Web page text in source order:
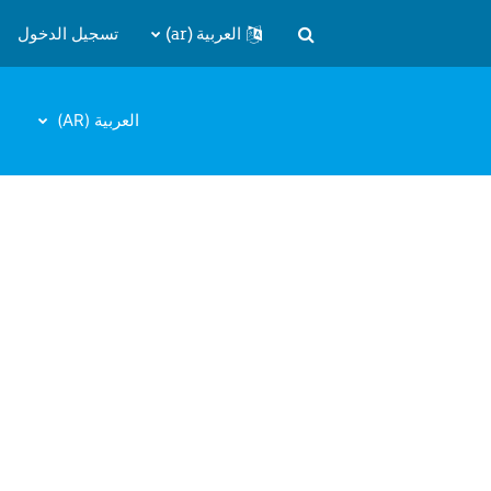
تبديل إدخال البحث
العربية ‎(ar)‎ تسجيل الدخول
العربية ‎(AR)‎